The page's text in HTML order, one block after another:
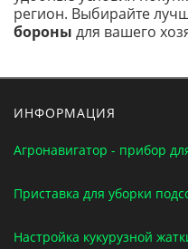
регион. Выбирайте
бороны для вашего
ИНФОРМАЦИЯ
Агронавигатор - прибор
Приставка для уборки
Настройка кукурузной